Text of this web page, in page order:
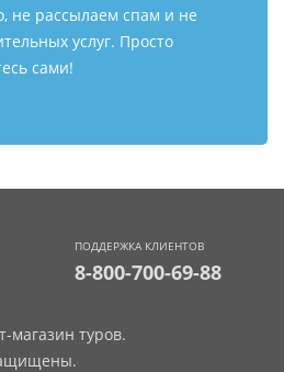
не рассылаем спам и не
услуг. Просто
сами!
ПОДДЕРЖКА КЛИЕНТОВ
8-800-700-69-88
магазин туров.